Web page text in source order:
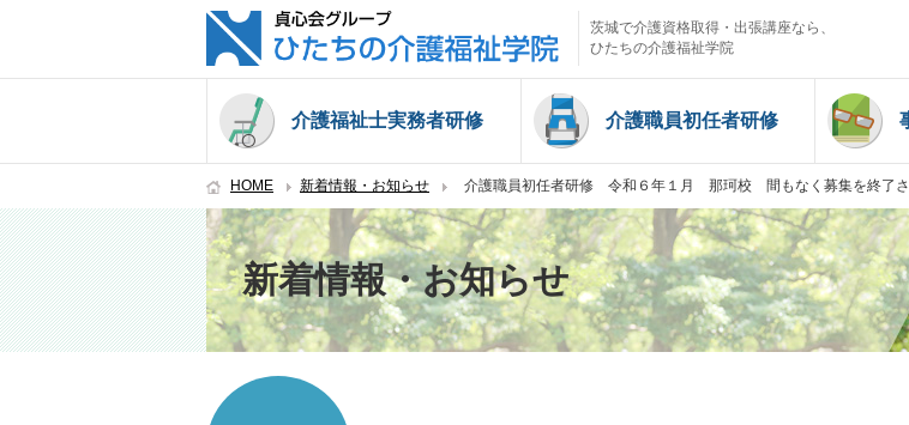
茨城で介護資格取得・出張講座なら、
ひたちの介護福祉学院
介護福祉士実務者研修 介護職員初任者研修
HOME 新着情報・お知らせ 介護職員初任者研修 令和６年１月 那珂校 間もなく募集を終了
新着情報・お知らせ